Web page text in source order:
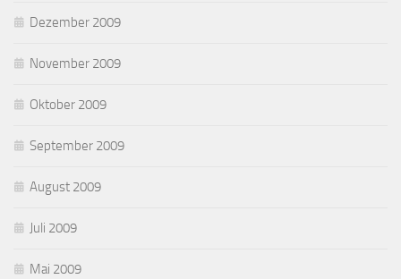
Dezember 2009
November 2009
Oktober 2009
September 2009
August 2009
Juli 2009
Mai 2009